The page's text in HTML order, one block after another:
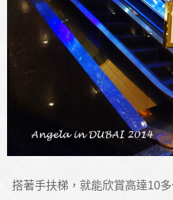
搭著手扶梯，就能欣賞高達10